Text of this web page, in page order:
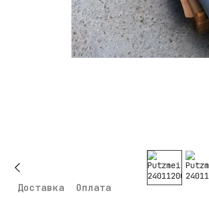
Доставка Оплата